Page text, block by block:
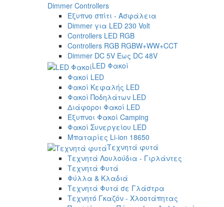
Dimmer Controllers
Έξυπνο σπίτι - Ασφάλεια
Dimmer για LED 230 Volt
Controllers LED RGB
Controllers RGB RGBW+WW+CCT
Dimmer DC 5V Έως DC 48V
LED Φακοί
Φακοί LED
Φακοί Κεφαλής LED
Φακοί Ποδηλάτων LED
Διάφοροι Φακοί LED
Έξυπνοι Φακοί Camping
Φακοί Συνεργείου LED
Μπαταρίες Li-ion 18650
Τεχνητά φυτά
Τεχνητά Λουλούδια - Γιρλάντες
Τεχνητά Φυτά
Φύλλα & Κλαδιά
Τεχνητά Φυτά σε Γλάστρα
Τεχνητό Γκαζόν - Χλοοτάπητας